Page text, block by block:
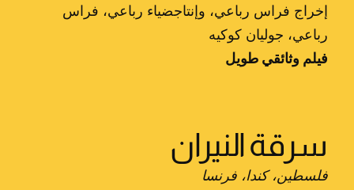
إخراج فراس رباعي، وإنتاجضياء رباعي، فراس
رباعي، جوليان كوكيه
فيلم وثائقي طويل
سرقة النيران
فلسطين، كندا، فرنسا